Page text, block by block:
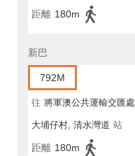
距離 180m
新巴
792M
往 將軍澳公共運輸交匯處
大埔仔村, 清水灣道 站
距離 180m